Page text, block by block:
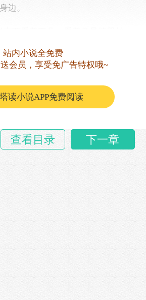
边。
炼法宝的极品材料。特别是金
站内小说全免费
会员，享受免广告特权哦~
读小说APP免费阅读
查看目录 下一章